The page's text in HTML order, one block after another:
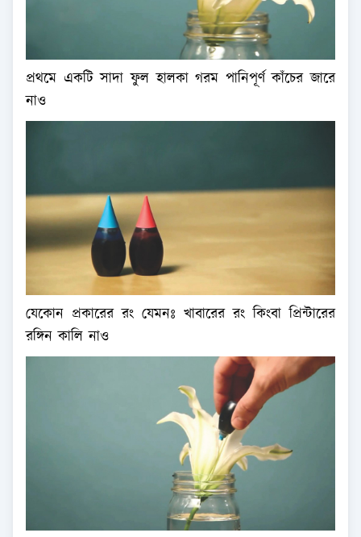
প্রথমে একটি সাদা ফুল হালকা গরম পানিপূর্ণ কাঁচের জারে
নাও
যেকোন প্রকারের রং যেমনঃ খাবারের রং কিংবা প্রিন্টারের
রঙ্গিন কালি নাও